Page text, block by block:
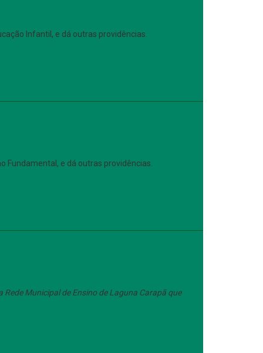
Infantil, e dá outras providências.
Fundamental, e dá outras providências.
Municipal de Ensino de Laguna Carapã que